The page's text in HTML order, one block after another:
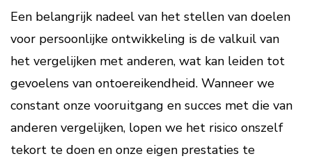
Een belangrijk nadeel van het stellen van doelen
voor persoonlijke ontwikkeling is de valkuil van
het vergelijken met anderen, wat kan leiden tot
gevoelens van ontoereikendheid. Wanneer we
constant onze vooruitgang en succes met die van
anderen vergelijken, lopen we het risico onszelf
tekort te doen en onze eigen prestaties te